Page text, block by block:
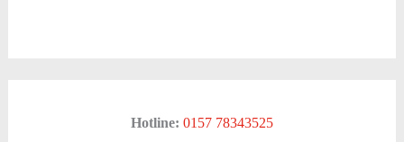
Hotline: 0157 78343525